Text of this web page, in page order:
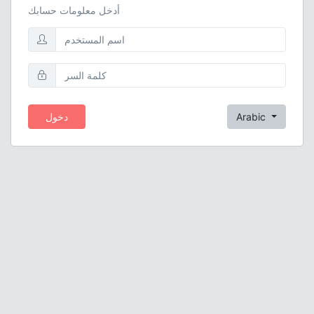
أدخل معلومات حسابك
دخول Arabic